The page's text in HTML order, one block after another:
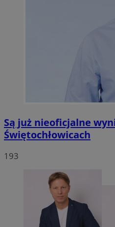
Są już nieoficjalne
Świętochłowicach
193